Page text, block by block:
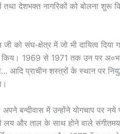
तथा देशभक्त नागरिकों को बोलना शुरू
जी को संघ-क्षेत्र में जो भी दायित्व
किय। 1969 से 1971 तक उन पर
आदि प्राचीन शस्त्रों के स्थान पर
बन्दीवास में उन्होंने योगचाप पर
लय और ताल के साथ होने वाले